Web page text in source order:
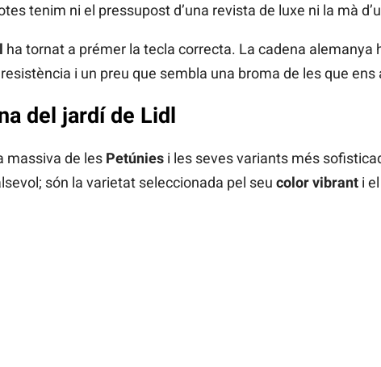
tenim ni el pressupost d’una revista de luxe ni la mà
ha tornat a prémer la tecla correcta. La cadena alemanya
i un preu que sembla una broma de les que ens
del jardí de Lidl
massiva de les Petúniesi les seves variants més
són la varietat seleccionada pel seu color vibranti el